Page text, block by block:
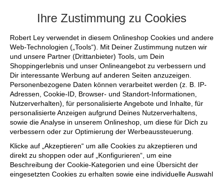
Ihre Zustimmung zu Cookies
Robert Ley verwendet in diesem Onlineshop Cookies und andere
Web-Technologien („Tools“). Mit Deiner Zustimmung nutzen wir
und unsere Partner (Drittanbieter) Tools, um Dein
Shoppingerlebnis und unser Onlineangebot zu verbessern und
Dir interessante Werbung auf anderen Seiten anzuzeigen.
Personenbezogene Daten können verarbeitet werden (z. B. IP-
Adressen, Cookie-ID, Browser- und Standort-Informationen,
Nutzerverhalten), für personalisierte Angebote und Inhalte, für
personalisierte Anzeigen aufgrund Deines Nutzerverhaltens,
sowie die Analyse in unserem Onlineshop, um diese für Dich zu
verbessern oder zur Optimierung der Werbeaussteuerung.
Klicke auf „Akzeptieren“ um alle Cookies zu akzeptieren und
direkt zu shoppen oder auf „Konfigurieren“, um eine
Beschreibung der Cookie-Kategorien und eine Übersicht der
eingesetzten Cookies zu erhalten sowie eine individuelle Auswahl